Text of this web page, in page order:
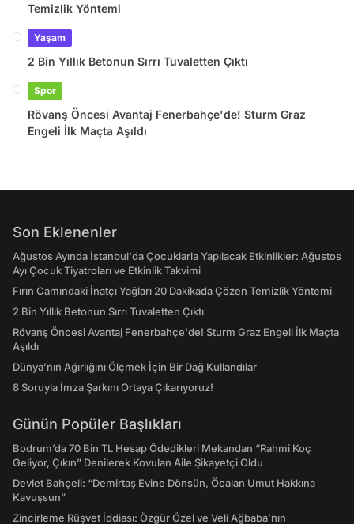
Temizlik Yöntemi
Yaşam
2 Bin Yıllık Betonun Sırrı Tuvaletten Çıktı
Spor
Rövanş Öncesi Avantaj Fenerbahçe'de! Sturm Graz
Engeli İlk Maçta Aşıldı
Son Eklenenler
Ağustos Ayında İstanbul'da Çocuklarla Yapılacak Etkinlikler: Ağustos
Ayı Çocuk Tiyatroları ve Etkinlik Takvimi
Fırın Camındaki İnatçı Yağları 20 Dakikada Çözen Temizlik Yöntemi
2 Bin Yıllık Betonun Sırrı Tuvaletten Çıktı
Rövanş Öncesi Avantaj Fenerbahçe'de! Sturm Graz Engeli İlk Maçta
Aşıldı
Dünya’nın Ağırlığını Ölçmek İçin Bir Dağ Kullandılar
8 Soruyla İmza Şarkını Ortaya Çıkarıyoruz!
Günün Popüler Başlıkları
Bodrum’da 70 Bin TL Hesap Ödedikleri Mekandan “Rahmi Koç
Geliyor, Çıkın” Denilerek Kovulan Aile Şikayetçi Oldu
Devlet Bahçeli: “Demirtaş Evine Dönsün, Öcalan Umut Hakkına
Kavuşsun”
Zincirleme Rüşvet İddiası: Özgür Özel ve Veli Ağbaba’nın